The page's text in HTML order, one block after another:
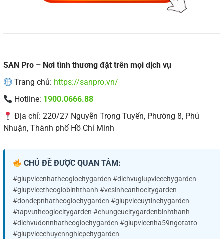
SAN Pro – Nơi tình thương đặt trên mọi dịch vụ
Trang chủ: https://sanpro.vn/
Hotline: 1900.0666.88
Địa chỉ: 220/27 Nguyễn Trọng Tuyển, Phường 8, Phú
Nhuận, Thành phố Hồ Chí Minh
CHỦ ĐỀ ĐƯỢC QUAN TÂM:
#giupviecnhatheogiocitygarden #dichvugiupvieccitygarden
#giupviectheogiobinhthanh #vesinhcanhocitygarden
#dondepnhatheogiocitygarden #giupviecuytincitygarden
#tapvutheogiocitygarden #chungcucitygardenbinhthanh
#dichvudonnhatheogiocitygarden #giupviecnha59ngotatto
#giupviecchuyennghiepcitygarden